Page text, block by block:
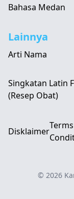
Bahasa Medan
Lainnya
Arti Nama
Singkatan Latin
(Resep Obat)
Disklaimer
© 2026